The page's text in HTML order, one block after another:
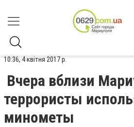
10:36, 4 квітня 2017 р.
Вчера вблизи
террористы
минометы